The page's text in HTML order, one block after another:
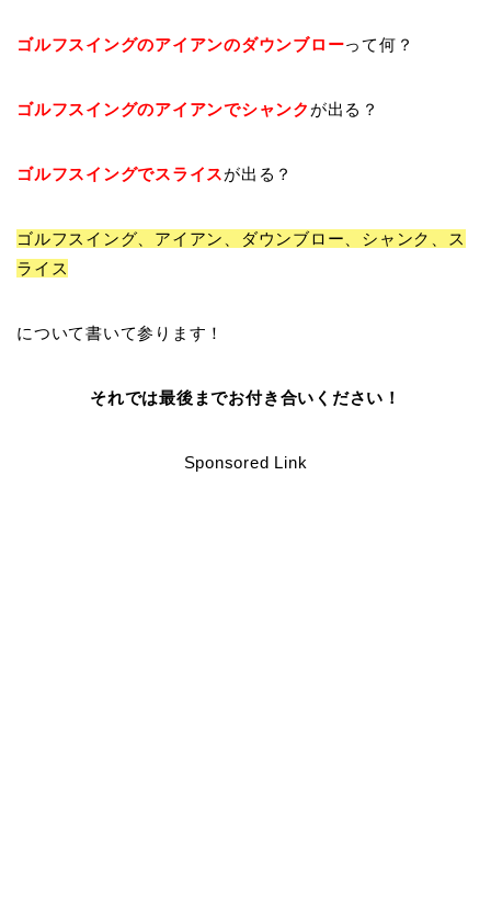
ゴルフスイングのアイアンのダウンブローって何 ？
ゴルフスイングのアイアンでシャンク が出る ？
ゴルフスイングでスライスが出る ？
ゴルフスイング、 アイアン、ダウンブロー、シャンク、ス
ライス
について書いて参ります！
それでは最後までお付き合いください！
Sponsored Link